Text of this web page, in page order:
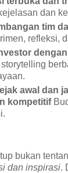
dan
tim
refleksi,
awal dan
kompetitif
bukan
dan inspirasi.